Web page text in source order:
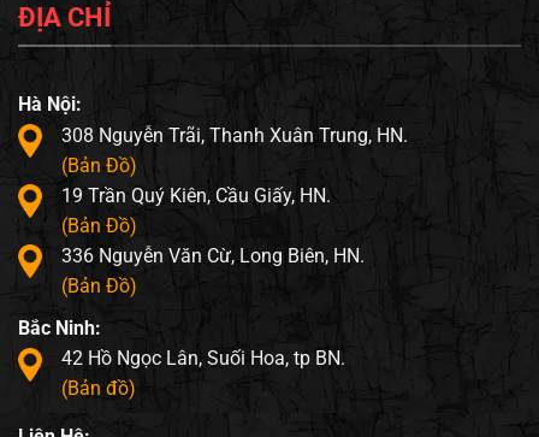
ĐỊA CHỈ
Hà Nội:
308 Nguyễn Trãi, Thanh Xuân Trung, HN.
(Bản Đồ)
19 Trần Quý Kiên, Cầu Giấy, HN.
(Bản Đồ)
336 Nguyễn Văn Cừ, Long Biên, HN.
(Bản Đồ)
Bắc Ninh:
42 Hồ Ngọc Lân, Suối Hoa, tp BN.
(Bản đồ)